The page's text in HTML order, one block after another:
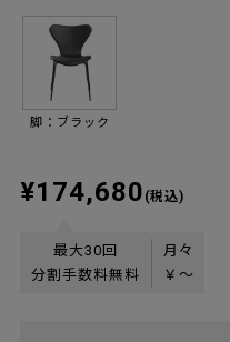
脚：ブラック
¥174,680 (税込)
最大30回
分割手数料無料
月々
￥ 〜